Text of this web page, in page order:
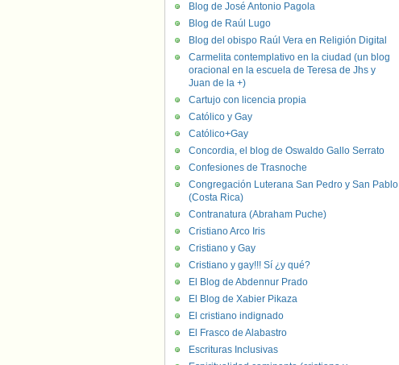
Blog de José Antonio Pagola
Blog de Raúl Lugo
Blog del obispo Raúl Vera en Religión Digital
Carmelita contemplativo en la ciudad (un blog
oracional en la escuela de Teresa de Jhs y
Juan de la +)
Cartujo con licencia propia
Católico y Gay
Católico+Gay
Concordia, el blog de Oswaldo Gallo Serrato
Confesiones de Trasnoche
Congregación Luterana San Pedro y San Pablo
(Costa Rica)
Contranatura (Abraham Puche)
Cristiano Arco Iris
Cristiano y Gay
Cristiano y gay!!! Sí ¿y qué?
El Blog de Abdennur Prado
El Blog de Xabier Pikaza
El cristiano indignado
El Frasco de Alabastro
Escrituras Inclusivas